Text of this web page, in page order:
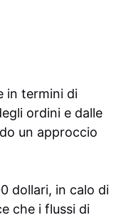
in termini di
ordini e dalle
un approccio
dollari, in calo di
che i flussi di